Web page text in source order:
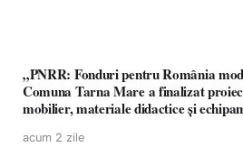
„PNRR: Fonduri pentru România
Comuna Tarna Mare a finalizat
mobilier, materiale didactice și
acum 2 zile